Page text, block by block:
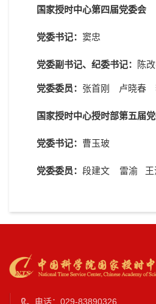
国家授时中心第四届党委
党委书记： 窦忠
党委副书记、纪委书记： 陈
党委委员： 张首刚 卢晓春
国家授时中心授时部第五届
党委书记： 曹玉玻
党委委员： 段建文 雷渝 王
电话：029-83890326